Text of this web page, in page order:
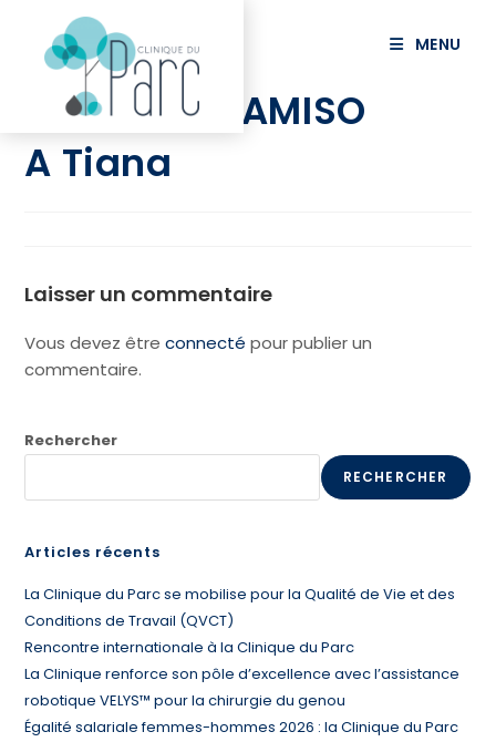
principal
MENU
ANDRIAMIHAMISO
A Tiana
Laisser un commentaire
Vous devez êtreconnecté pour publier un
commentaire.
Rechercher
RECHERCHER
Articles récents
La Clinique du Parc se mobilise pour la Qualité de Vie et des
Conditions de Travail (QVCT)
Rencontre internationale à la Clinique du Parc
La Clinique renforce son pôle d’excellence avec l’assistance
robotique VELYS™ pour la chirurgie du genou
Égalité salariale femmes-hommes 2026 : la Clinique du Parc